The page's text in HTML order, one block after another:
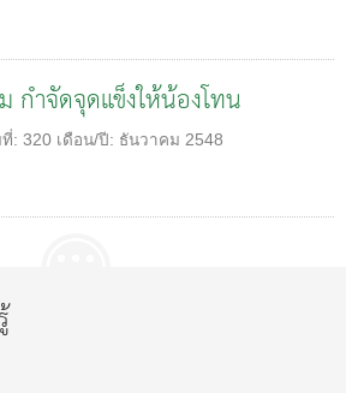
กำจัดจุดแข็งให้น้องโทน
ที่: 320 เดือน/ปี: ธันวาคม 2548